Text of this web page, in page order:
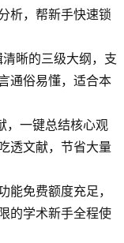
析，帮新手快速锁
晰的三级大纲，支
通俗易懂，适合本
，一键总结核心观
透文献，节省大量
能免费额度充足，
的学术新手全程使